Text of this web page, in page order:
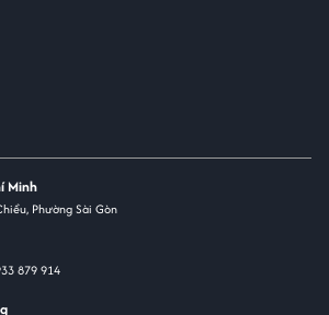
Minh
Phường Sài Gòn
879 914